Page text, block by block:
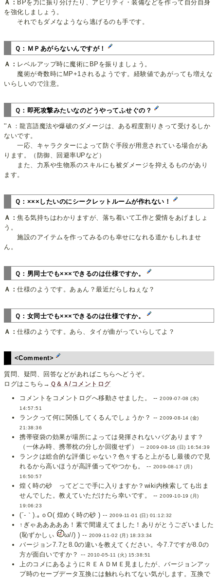
Ａ： BPを力に振り分けたり、アビリティ・装備などを作って自分自身
を強化しましょう。
それでもダメなようなら逃げるのも手です。
Ｑ：ＭＰあがらないんですが！
Ａ： レベルアップ時に魔術にBPを振りましょう。
魔術が奇数時にMP+1されるようです。経験値であがっても増えな
いらしいので注意。
Ｑ：即死攻撃みたいなのどうやってふせぐの？
''Ａ：龍言語魔法や爆破のダメージは、ある程度割りきって受けるしか
ないです。
一応、キャラクターによって防ぐ手段が用意されている場合があ
ります。（防御、回避率UPなど）
また、力系や生物系のスキルにも被ダメージを抑えるものがあり
ます。
Ｑ：×××したいのにシークレットルームが作れない！
Ａ：焦る気持ちはわかりますが、落ち着いて工作と愛情をあげましょ
う。
施設のアイテムを作ってみるのも幸せになれる道かもしれませ
ん。
Ｑ：男同士でも×××できるのは仕様ですか。
Ａ：仕様のようです。あぁん？最近だらしねぇな？
Ｑ：女同士でも×××できるのは仕様ですか。
Ａ：仕様のようです。あら、タイが曲がっていらしてよ？
<Comment>
質問、疑問、回答などがあればこちらへどうぞ。
ログはこちら→ Ｑ＆Ａ/コメントログ
コメントをコメントログへ移動させました。 --2009-07-08 (水)
14:57:51
ランクって何に関係してくるんでしょうか？ --2009-08-14 (金)
21:38:36
携帯寝袋の効果が場所によっては発揮されないバグあります？
（一休み時、携帯枕の分しか回復せず） --2009-08-16 (日) 16:54:39
ランクは総合的な評価じゃない？色々すると上がるし最後ので見
れるから高いほうが高評価ってやつかも。 -- 2009-08-17 (月)
16:50:57
煌く時の砂 ってどこで手に入りますか？wiki内検索しても出ま
せんでした。教えていただけたら幸いです。 --2009-10-19 (月)
19:06:23
(´-｀).｡ｏO( 煌めく時の砂 ) -- 2009-11-01 (日) 01:12:32
↑ぎゃあああああ！素で間違えてました！ありがとうございました
(恥ずかしぃ
ω//) ) -- 2009-11-02 (月) 18:33:34
バージョン7.7と8.0の違いを教えてください。今7.7ですが8.0の
方が面白いですか？ -- 2010-05-11 (火) 15:38:51
上のコメにあるようにＲＥＡＤＭＥ見ましたが、バージョンアッ
プ時のセーブデータ互換には触れられてない気がします。互換で